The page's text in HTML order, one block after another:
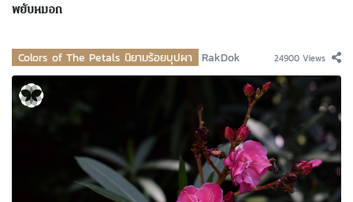
พยับหมอก
Colors of The Petals นิยามร้อยบุปผา RakDok 24900 Views